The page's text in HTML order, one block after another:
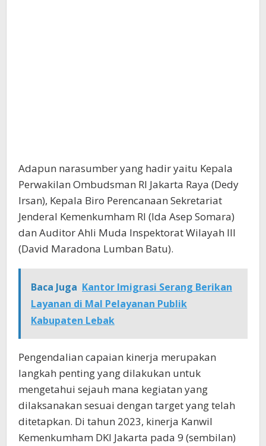
Adapun narasumber yang hadir yaitu Kepala
Perwakilan Ombudsman RI Jakarta Raya (Dedy
Irsan), Kepala Biro Perencanaan Sekretariat
Jenderal Kemenkumham RI (Ida Asep Somara)
dan Auditor Ahli Muda Inspektorat Wilayah III
(David Maradona Lumban Batu).
Baca Juga Kantor Imigrasi Serang Berikan
Layanan di Mal Pelayanan Publik
Kabupaten Lebak
Pengendalian capaian kinerja merupakan
langkah penting yang dilakukan untuk
mengetahui sejauh mana kegiatan yang
dilaksanakan sesuai dengan target yang telah
ditetapkan. Di tahun 2023, kinerja Kanwil
Kemenkumham DKI Jakarta pada 9 (sembilan)